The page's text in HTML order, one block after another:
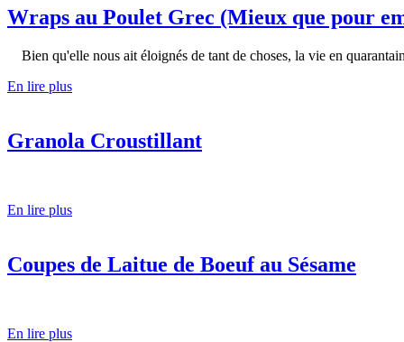
Wraps au Poulet Grec (Mieux que pour
Bien qu'elle nous ait éloignés de tant de choses, la vie en
En lire plus
Granola Croustillant
En lire plus
Coupes de Laitue de Boeuf au Sésame
En lire plus